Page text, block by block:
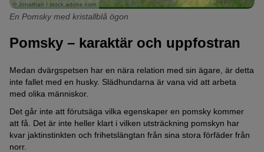
© Jonathan / stock.adobe.com
En Pomsky med kristallblå ögon
Pomsky – karaktär och uppfostran
Medan dvärgspetsen har en nära relation med sin ägare, är detta
inte fallet med en husky. Slädhundarna är vana vid att arbeta
med olika människor.
Det går inte att förutsäga vilka egenskaper en pomsky kommer
att få. Det är inte heller klart i vilken utsträckning pomskyn har
kvar jaktinstinkten och frihetslängtan från sina stora förfäder från
norr.